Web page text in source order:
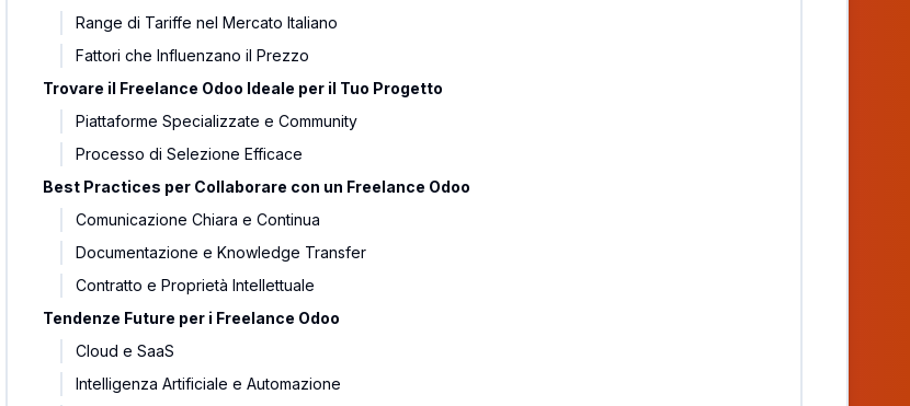
Range di Tariffe nel Mercato Italiano
Fattori che Influenzano il Prezzo
Trovare il Freelance Odoo Ideale per il Tuo Progetto
Piattaforme Specializzate e Community
Processo di Selezione Efficace
Best Practices per Collaborare con un Freelance Odoo
Comunicazione Chiara e Continua
Documentazione e Knowledge Transfer
Contratto e Proprietà Intellettuale
Tendenze Future per i Freelance Odoo
Cloud e SaaS
Intelligenza Artificiale e Automazione